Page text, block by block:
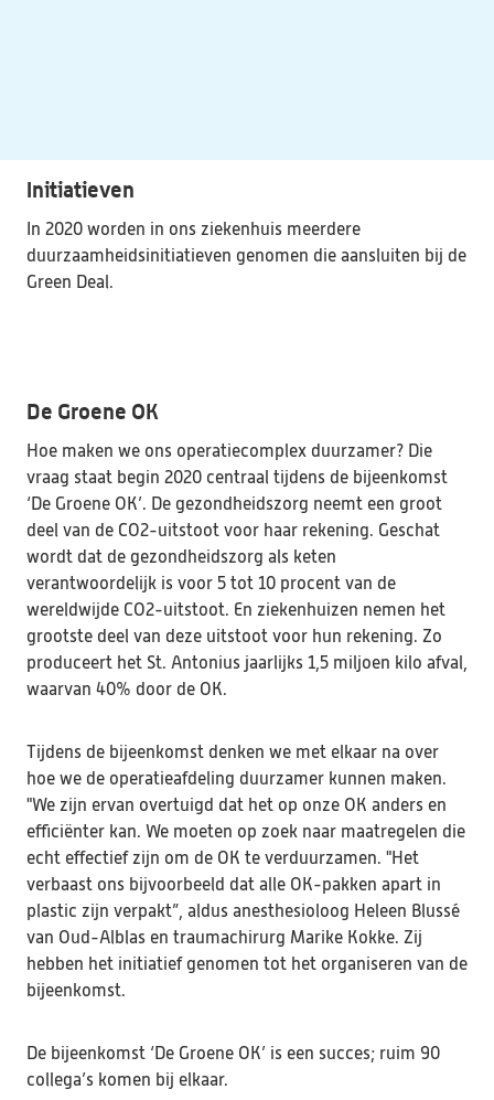
Initiatieven
In 2020 worden in ons ziekenhuis meerdere
duurzaamheidsinitiatieven genomen die aansluiten bij de
Green Deal.
De Groene OK
Hoe maken we ons operatiecomplex duurzamer? Die
vraag staat begin 2020 centraal tijdens de bijeenkomst
‘De Groene OK’. De gezondheidszorg neemt een groot
deel van de CO2-uitstoot voor haar rekening. Geschat
wordt dat de gezondheidszorg als keten
verantwoordelijk is voor 5 tot 10 procent van de
wereldwijde CO2-uitstoot. En ziekenhuizen nemen het
grootste deel van deze uitstoot voor hun rekening. Zo
produceert het St. Antonius jaarlijks 1,5 miljoen kilo afval,
waarvan 40% door de OK.
Tijdens de bijeenkomst denken we met elkaar na over
hoe we de operatieafdeling duurzamer kunnen maken.
"We zijn ervan overtuigd dat het op onze OK anders en
efficiënter kan. We moeten op zoek naar maatregelen die
echt effectief zijn om de OK te verduurzamen. "Het
verbaast ons bijvoorbeeld dat alle OK-pakken apart in
plastic zijn verpakt”, aldus anesthesioloog Heleen Blussé
van Oud-Alblas en traumachirurg Marike Kokke. Zij
hebben het initiatief genomen tot het organiseren van de
bijeenkomst.
De bijeenkomst ‘De Groene OK’ is een succes; ruim 90
collega’s komen bij elkaar.